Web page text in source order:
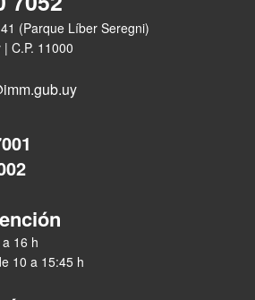
(Parque Líber Seregni)
C.P. 11000
16 h
10 a 15:45 h